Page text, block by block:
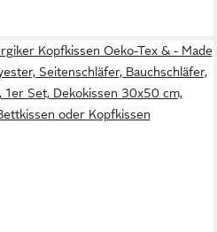
Kopfkissen Oeko-Tex & - Made
Seitenschläfer, Bauchschläfer,
1er Set, Dekokissen 30x50 cm,
oder Kopfkissen